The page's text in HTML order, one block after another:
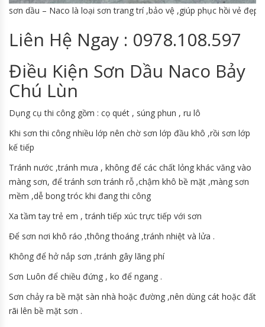
sơn dầu – Naco là loại sơn trang trí ,bảo vệ ,giúp phục hồi vẻ đẹp
Liên Hệ Ngay : 0978.108.597
Điều Kiện Sơn Dầu Naco Bảy
Chú Lùn
Dụng cụ thi công gồm : cọ quét , súng phun , ru lô
Khi sơn thi công nhiều lớp nên chờ sơn lớp đầu khô ,rồi sơn lớp
kế tiếp
Tránh nước ,tránh mưa , không để các chất lỏng khác văng vào
màng sơn, để tránh sơn tránh rỗ ,chậm khô bề mặt ,màng sơn
mềm ,dễ bong tróc khi đang thi công
Xa tầm tay trẻ em , tránh tiếp xúc trực tiếp với sơn
Để sơn nơi khô ráo ,thông thoáng ,tránh nhiệt và lửa .
Không để hở nắp sơn ,tránh gây lãng phí
Sơn Luôn để chiều đứng , ko để ngang .
Sơn chảy ra bề mặt sàn nhà hoặc đường ,nên dùng cát hoặc đất
rãi lên bề mặt sơn .